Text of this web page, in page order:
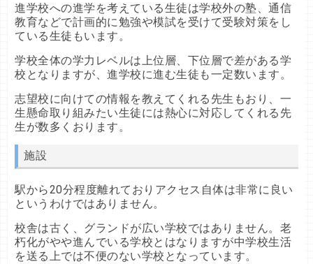
進学校への進学を考えている生徒は学校外の塾、通信
教育などで計画的に勉強や模試を受けて受験対策をし
ている生徒もいます。
学校全体の学力レベルは上位層、下位層で差がある学
校となりますが、進学校に進む生徒も一定数います。
志望校に向けての情報を教えてくれる先生もおり、一
生懸命取り組みたい生徒には熱心に対応してくれる先
生が数多くおります。
施設
駅から20分程度離れておりアクセス自体は非常に良い
というわけではありません。
校舎は古く、グランドが広い学校ではありません。老
朽化がやや進んでいる学校とはなりますが中学校生活
を送る上では不便のない学校となっています。